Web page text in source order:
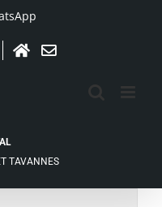
TAVANNES